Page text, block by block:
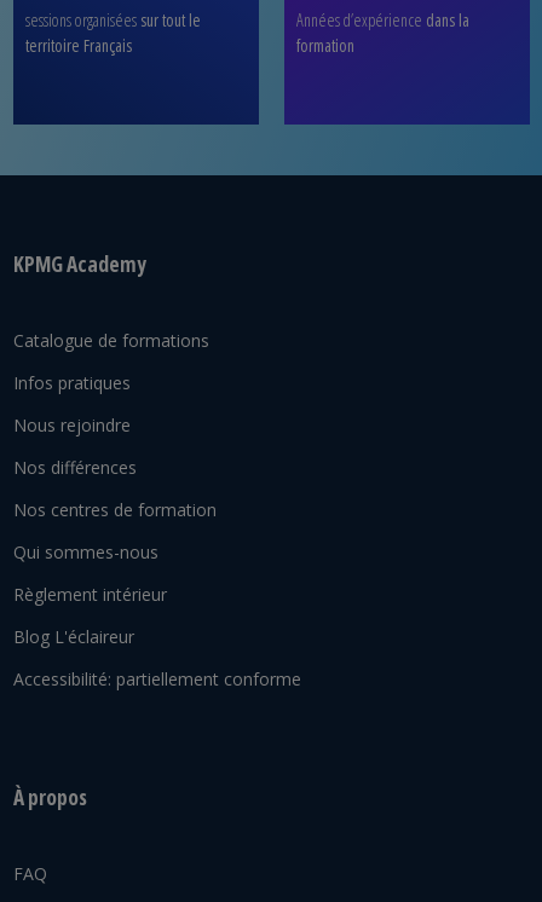
sessions organisées sur tout le
territoire Français
Années d’expérience dans la
formation
KPMG Academy
Catalogue de formations
Infos pratiques
Nous rejoindre
Nos différences
Nos centres de formation
Qui sommes-nous
Règlement intérieur
Blog L'éclaireur
Accessibilité: partiellement conforme
À propos
FAQ